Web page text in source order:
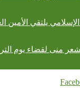
الإسلامي يلتقي الأمين
منى لقضاء يوم